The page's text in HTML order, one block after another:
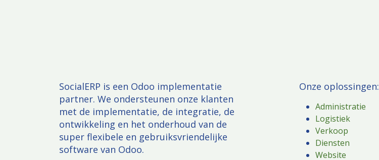
SocialERP is een Odoo implementatie
partner. We ondersteunen onze klanten
met de implementatie, de integratie, de
ontwikkeling en het onderhoud van de
super flexibele en gebruiksvriendelijke
software van Odoo.
Onze oplossingen:
Administratie
Logistiek
Verkoop
Diensten
Website